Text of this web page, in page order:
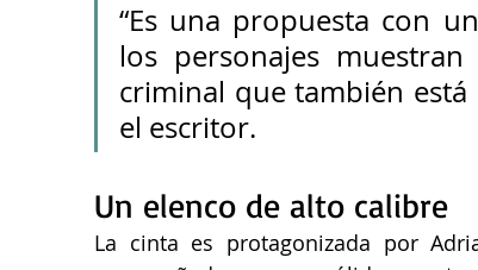
“Es una propuesta con
los personajes
criminal que también
el escritor.
Un elenco de alto calibre
La cinta es protagonizada por